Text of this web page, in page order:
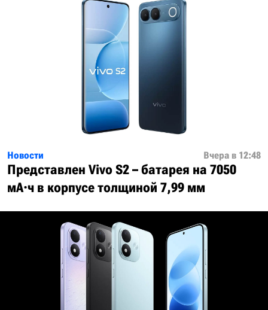
Новости Вчера в 12:48
Представлен Vivo S2 – батарея на 7050
мА·ч в корпусе толщиной 7,99 мм